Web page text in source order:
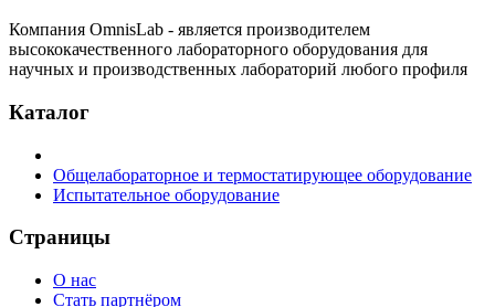
Компания OmnisLab - является производителем
высококачественного лабораторного оборудования для
научных и производственных лабораторий любого профиля
Каталог
Общелабораторное и термостатирующее оборудование
Испытательное оборудование
Страницы
О нас
Стать партнёром